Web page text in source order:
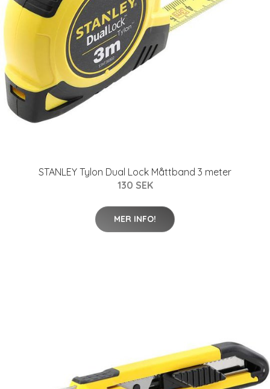
STANLEY Tylon Dual Lock Måttband 3 meter
130 SEK
MER INFO!